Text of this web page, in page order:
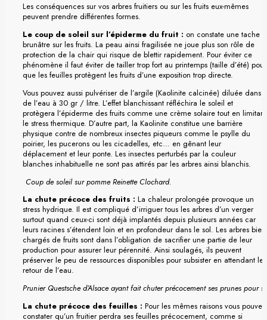
Les conséquences sur vos arbres fruitiers ou sur les fruits eux-mêmes
peuvent prendre différentes formes.
Le coup de soleil sur l’épiderme du fruit : on constate une tache
brunâtre sur les fruits. La peau ainsi fragilisée ne joue plus son rôle de
protection de la chair qui risque de blettir rapidement. Pour éviter ce
phénomène il faut éviter de tailler trop fort au printemps (taille d’été) pour
que les feuilles protègent les fruits d’une exposition trop directe.
Vous pouvez aussi pulvériser de l’argile (Kaolinite calcinée) diluée dans
de l’eau à 30 gr / litre. L’effet blanchissant réfléchira le soleil et
protègera l’épiderme des fruits comme une crème solaire tout en limitant
le stress thermique. D’autre part, la Kaolinite constitue une barrière
physique contre de nombreux insectes piqueurs comme le psylle du
poirier, les pucerons ou les cicadelles, etc… en gênant leur
déplacement et leur ponte. Les insectes perturbés par la couleur
blanches inhabituelle ne sont pas attirés par les arbres ainsi blanchis.
Coup de soleil sur pomme Reinette Clochard.
La chute précoce des fruits : La chaleur prolongée provoque un
stress hydrique. Il est compliqué d’irriguer tous les arbres d’un verger
surtout quand ceux-ci sont déjà implantés depuis plusieurs années car
leurs racines s’étendent loin et en profondeur dans le sol. Les arbres bien
chargés de fruits sont dans l’obligation de sacrifier une partie de leur
production pour assurer leur pérennité. Ainsi soulagés, ils peuvent
préserver le peu de ressources disponibles pour subsister en attendant le
retour de l’eau.
Prunier Questsche d’Alsace ayant fait chuter précocement ses prunes pour
La chute précoce des feuilles : Pour les mêmes raisons vous pouvez
constater qu’un fruitier perdra ses feuilles précocement, comme si